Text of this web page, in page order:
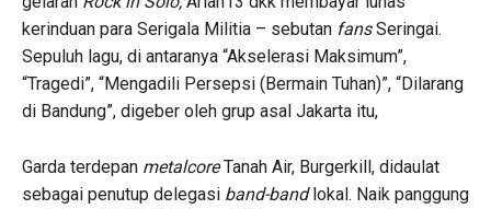
kerinduan para Serigala Militia – sebutan fansSeringai.
Sepuluh lagu, di antaranya “Akselerasi Maksimum”,
“Tragedi”, “Mengadili Persepsi (Bermain Tuhan)”, “Dilarang
di Bandung”, digeber oleh grup asal Jakarta itu,
Garda terdepan metalcoreTanah Air, Burgerkill, didaulat
sebagai penutup delegasi band-bandlokal. Naik panggung